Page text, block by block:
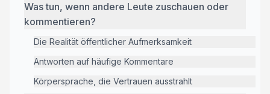
Was tun, wenn andere Leute zuschauen oder
kommentieren?
Die Realität öffentlicher Aufmerksamkeit
Antworten auf häufige Kommentare
Körpersprache, die Vertrauen ausstrahlt